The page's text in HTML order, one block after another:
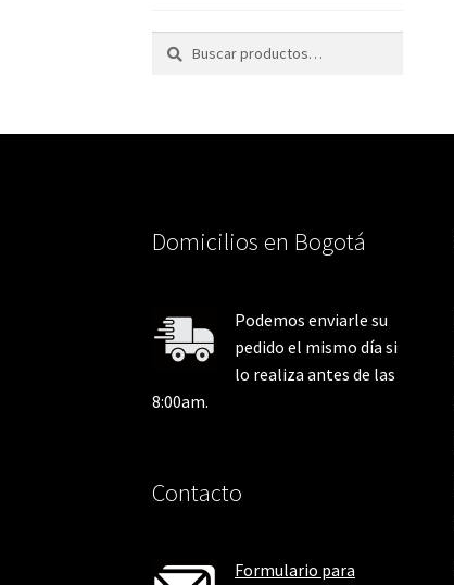
Buscar
Buscar
Domicilios en Bogotá
Podemos enviarle su
pedido el mismo día si
lo realiza antes de las
8:00am.
Contacto
Formulario para